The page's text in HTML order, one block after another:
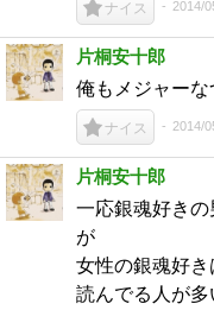
ナイス 2014/
片桐安十郎
俺もメジャー
ナイス 2014/
片桐安十郎
一応銀魂好き
が
女性の銀魂好
読んでる人が